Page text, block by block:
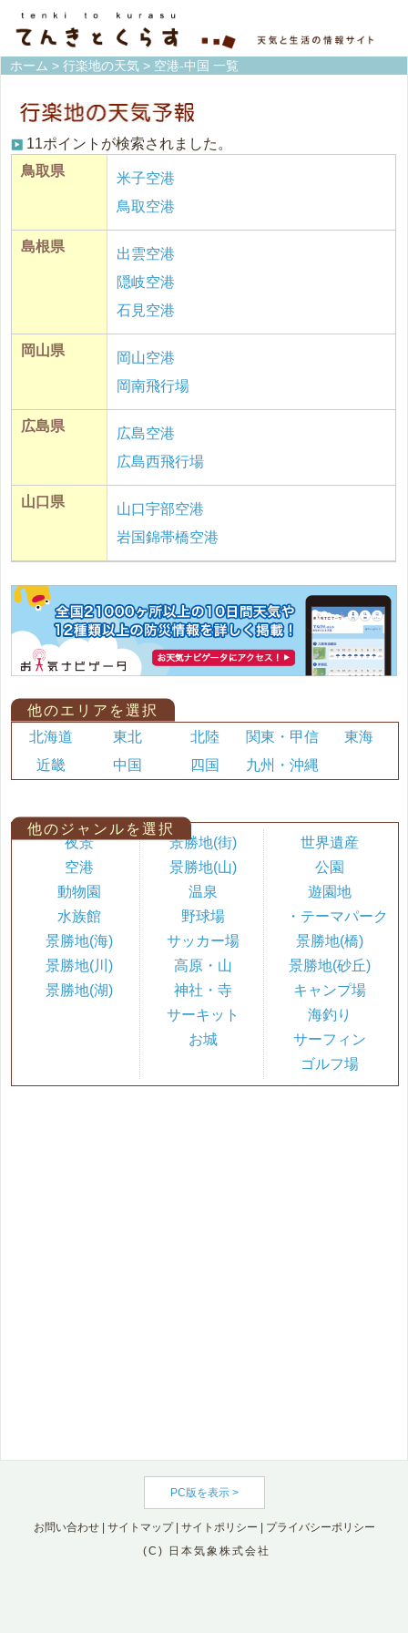
ホーム > 行楽地の天気 > 空港-中国 一覧
11ポイントが検索されました。
鳥取県
米子空港
鳥取空港
島根県
出雲空港
隠岐空港
石見空港
岡山県
岡山空港
岡南飛行場
広島県
広島空港
広島西飛行場
山口県
山口宇部空港
岩国錦帯橋空港
他のエリアを選択
北海道
東北 北陸 関東・甲信
東海
近畿
中国 四国 九州・沖縄
他のジャンルを選択
夜景
空港
動物園
水族館
景勝地(海)
景勝地(川)
景勝地(湖)
景勝地(街)
景勝地(山)
温泉
野球場
サッカー場
高原・山
神社・寺
サーキット
お城
世界遺産
公園
遊園地
・テーマパーク
景勝地(橋)
景勝地(砂丘)
キャンプ場
海釣り
サーフィン
ゴルフ場
PC版を表示 >
お問い合わせ| サイトマップ| サイトポリシー
プライバシーポリシー
(C) 日本気象株式会社